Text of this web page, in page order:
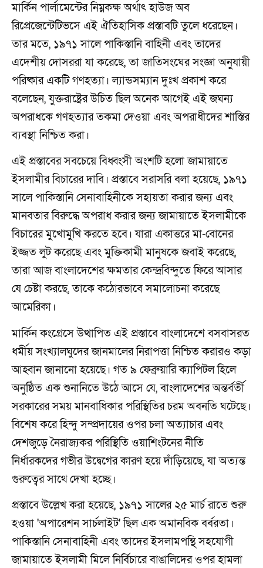
মার্কিন পার্লামেন্টের নিম্নকক্ষ অর্থাৎ হাউজ অব
রিপ্রেজেন্টেটিভসে এই ঐতিহাসিক প্রস্তাবটি তুলে ধরেছেন।
তার মতে, ১৯৭১ সালে পাকিস্তানি বাহিনী এবং তাদের
এদেশীয় দোসররা যা করেছে, তা জাতিসংঘের সংজ্ঞা অনুযায়ী
পরিষ্কার একটি গণহত্যা। ল্যান্ডসম্যান দুঃখ প্রকাশ করে
বলেছেন, যুক্তরাষ্ট্রের উচিত ছিল অনেক আগেই এই জঘন্য
অপরাধকে গণহত্যার তকমা দেওয়া এবং অপরাধীদের শাস্তির
ব্যবস্থা নিশ্চিত করা।
এই প্রস্তাবের সবচেয়ে বিধ্বংসী অংশটি হলো জামায়াতে
ইসলামীর বিচারের দাবি। প্রস্তাবে সরাসরি বলা হয়েছে, ১৯৭১
সালে পাকিস্তানি সেনাবাহিনীকে সহায়তা করার জন্য এবং
মানবতার বিরুদ্ধে অপরাধ করার জন্য জামায়াতে ইসলামীকে
বিচারের মুখোমুখি করতে হবে। যারা একাত্তরে মা-বোনের
ইজ্জত লুট করেছে এবং মুক্তিকামী মানুষকে জবাই করেছে,
তারা আজ বাংলাদেশের ক্ষমতার কেন্দ্রবিন্দুতে ফিরে আসার
যে চেষ্টা করছে, তাকে কঠোরভাবে সমালোচনা করেছে
আমেরিকা।
মার্কিন কংগ্রেসে উত্থাপিত এই প্রস্তাবে বাংলাদেশে বসবাসরত
ধর্মীয় সংখ্যালঘুদের জানমালের নিরাপত্তা নিশ্চিত করারও কড়া
আহ্বান জানানো হয়েছে। গত ৯ ফেব্রুয়ারি ক্যাপিটল হিলে
অনুষ্ঠিত এক শুনানিতে উঠে আসে যে, বাংলাদেশের অন্তর্বর্তী
সরকারের সময় মানবাধিকার পরিস্থিতির চরম অবনতি ঘটেছে।
বিশেষ করে হিন্দু সম্প্রদায়ের ওপর চলা অত্যাচার এবং
দেশজুড়ে নৈরাজ্যকর পরিস্থিতি ওয়াশিংটনের নীতি
নির্ধারকদের গভীর উদ্বেগের কারণ হয়ে দাঁড়িয়েছে, যা অত্যন্ত
গুরুত্বের সাথে দেখা হচ্ছে।
প্রস্তাবে উল্লেখ করা হয়েছে, ১৯৭১ সালের ২৫ মার্চ রাতে শুরু
হওয়া 'অপারেশন সার্চলাইট' ছিল এক অমানবিক বর্বরতা।
পাকিস্তানি সেনাবাহিনী এবং তাদের ইসলামপন্থি সহযোগী
জামায়াতে ইসলামী মিলে নির্বিচারে বাঙালিদের ওপর হামলা